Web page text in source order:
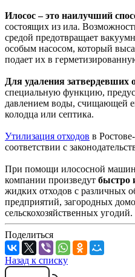
Илосос – это наилучший
состоящих из ила.
средой предотвращает
особым насосом, который
подает их в
Для удаления затвердевших
специальную функцию,
давлением воды, счищающей
колодца или септика.
Утилизация отходов в
соответствии с
При помощи илососной
компании произведут быстро
жидких отходов с различных
предприятий, загородных
сельскохозяйственных угодий.
Поделиться
Назад к списку